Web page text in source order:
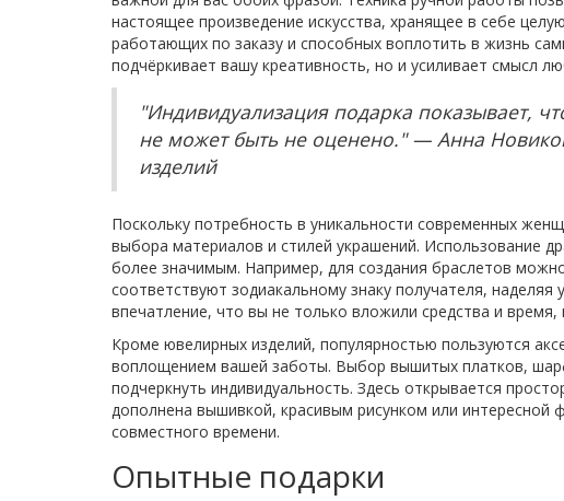
настоящее произведение искусства, хранящее в себе
работающих по заказу и способных воплотить в жизнь
подчёркивает вашу креативность, но и усиливает смысл
"Индивидуализация подарка показывает,
не может быть не оценено." — Анна
изделий
Поскольку потребность в уникальности современных
выбора материалов и стилей украшений. Использование
более значимым. Например, для создания браслетов
соответствуют зодиакальному знаку получателя,
впечатление, что вы не только вложили средства и
Кроме ювелирных изделий, популярностью пользуются
воплощением вашей заботы. Выбор вышитых платков,
подчеркнуть индивидуальность. Здесь открывается
дополнена вышивкой, красивым рисунком или
совместного времени.
Опытные подарки